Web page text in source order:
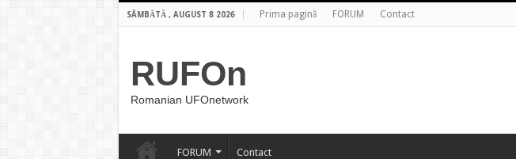
SÂMBĂTĂ , AUGUST 8 2026 Prima pagină FORUM Contact
RUFOn
Romanian UFOnetwork
FORUM Contact